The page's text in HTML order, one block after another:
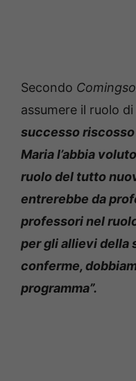
Secondo
assumere il ruolo
successo riscosso
Maria l’abbia
ruolo del tutto
entrerebbe da
professori nel
per gli allievi della
conferme,
programma”.